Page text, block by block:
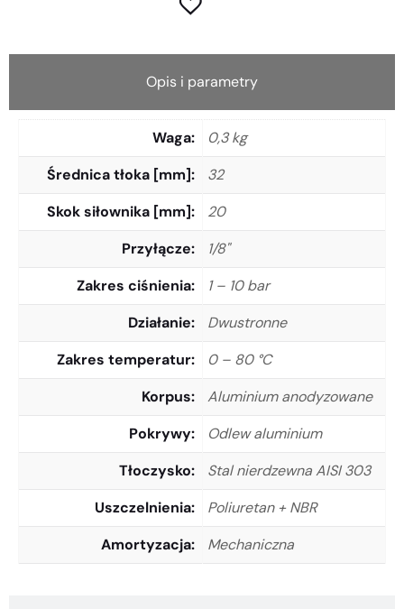
Opis i parametry
Waga
0,3 kg
Średnica tłoka [mm]
32
Skok siłownika [mm]
20
Przyłącze
1/8"
Zakres ciśnienia
1 – 10 bar
Działanie
Dwustronne
Zakres temperatur
0 – 80 °C
Korpus
Aluminium anodyzowane
Pokrywy
Odlew aluminium
Tłoczysko
Stal nierdzewna AISI 303
Uszczelnienia
Poliuretan + NBR
Amortyzacja
Mechaniczna